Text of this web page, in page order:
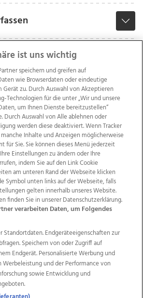
Mediadaten Kontakt
Jobs
Impressum
AGB Anzeigekunden
Ehrenkodex Politische Werbung
des Medienhauses Wimmer
i.at OÖNow
Ischler Woche
OÖNachrichten
OÖN Immobilien
OÖN Reise
Promenaden Galerien
wasistlos.at wirtrauern.at
ist uns wichtig
speichern und greifen auf
wie Browserdaten oder eindeutige
Gerät zu. Durch Auswahl von Akzeptieren
Technologien für die unter „Wir und unsere
um Ihnen Dienste bereitzustellen“
Durch Auswahl von Alle ablehnen oder
werden diese deaktiviert. Wenn Tracker
Inhalte und Anzeigen möglicherweise
für Sie. Sie können dieses Menü jederzeit
Einstellungen zu ändern oder Ihre
indem Sie auf den Link Cookie
am unteren Rand der Webseite klicken
Symbol unten links auf der Webseite, falls
gelten innerhalb unseres Website.
finden Sie in unserer Datenschutzerklärung.
verarbeiten Daten, um Folgendes
Standortdaten. Endgeräteeigenschaften zur
Speichern von oder Zugriff auf
Endgerät. Personalisierte Werbung und
Werbeleistung und der Performance von
sowie Entwicklung und